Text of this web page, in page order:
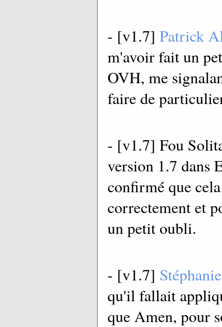
- [v1.7] Patrick
m'avoir fait un
OVH, me
faire de
- [v1.7] Fou
version 1.7 dans
confirmé que
correctement et
un petit oubli.
- [v1.7] Stéphanie
qu'il fallait
que Amen, pour